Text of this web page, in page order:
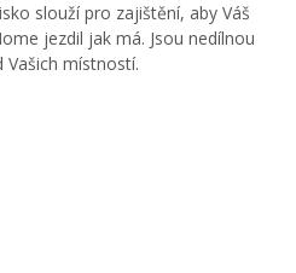
slouží pro zajištění, aby Váš
jezdil jak má. Jsou nedílnou
místností.